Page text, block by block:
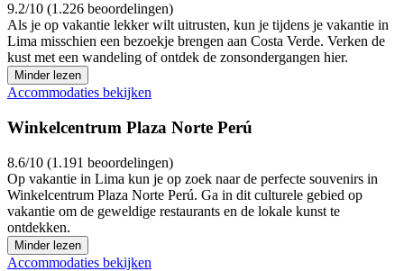
9.2/10 (1.226 beoordelingen)
Als je op vakantie lekker wilt uitrusten, kun je tijdens je vakantie in
Lima misschien een bezoekje brengen aan Costa Verde. Verken de
kust met een wandeling of ontdek de zonsondergangen hier.
Minder lezen
Accommodaties bekijken
Winkelcentrum Plaza Norte Perú
8.6/10 (1.191 beoordelingen)
Op vakantie in Lima kun je op zoek naar de perfecte souvenirs in
Winkelcentrum Plaza Norte Perú. Ga in dit culturele gebied op
vakantie om de geweldige restaurants en de lokale kunst te
ontdekken.
Minder lezen
Accommodaties bekijken